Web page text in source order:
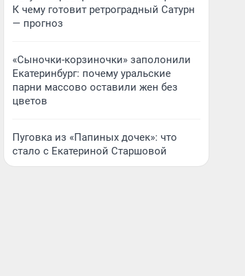
К чему готовит ретроградный Сатурн
— прогноз
«Сыночки-корзиночки» заполонили
Екатеринбург: почему уральские
парни массово оставили жен без
цветов
Пуговка из «Папиных дочек»: что
стало с Екатериной Старшовой